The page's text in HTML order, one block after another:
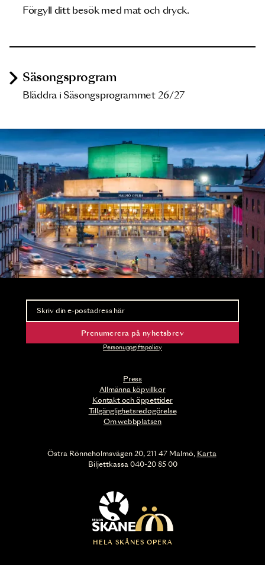
Förgyll ditt besök med mat och dryck.
Säsongsprogram
Bläddra i Säsongsprogrammet 26/27
Press
Allmänna köpvillkor
Kontakt och öppettider
Tillgänglighetsredogörelse
Om webbplatsen
Nyhetsbrev
Ta del av förhandsinformation och biljettsläpp.
Prenumerera på nyhetsbrev
Personuppgiftspolicy
HELA SKÅNES OPERA
Östra Rönneholmsvägen 20, 211 47 Malmö, Karta
Biljettkassa 040-20 85 00